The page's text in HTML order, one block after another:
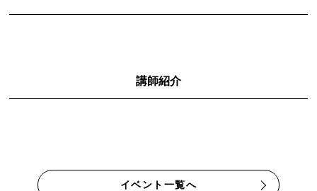
講師紹介
イベント一覧へ